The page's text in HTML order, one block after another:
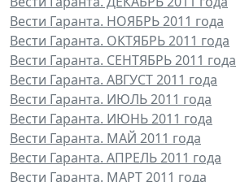
Вести Гаранта. НОЯБРЬ 2011 года
Вести Гаранта. ОКТЯБРЬ 2011 года
Вести Гаранта. СЕНТЯБРЬ 2011 года
Вести Гаранта. АВГУСТ 2011 года
Вести Гаранта. ИЮЛЬ 2011 года
Вести Гаранта. ИЮНЬ 2011 года
Вести Гаранта. МАЙ 2011 года
Вести Гаранта. АПРЕЛЬ 2011 года
Вести Гаранта. МАРТ 2011 года